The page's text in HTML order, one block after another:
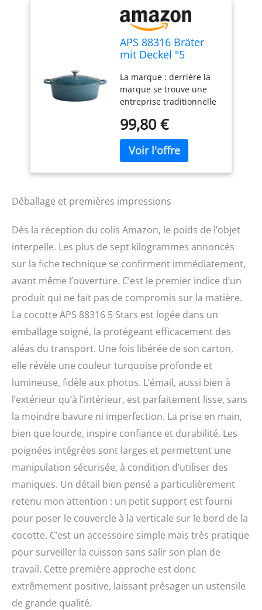
APS 88316 Bräter
mit Deckel "5
induktionsgeeignet,
ofenfest, inkl.
Deckelhalter, 33 x
25 cm, 5 Liter, türkis
La marque : derrière la
marque se trouve une
entreprise traditionnelle
depuis des décennies
une connaissance
approfondie dans la
fabrication d'articles de
restauration et de
familiale est déjà à la
Dans le monde entier,
APS distribue des
produits dans les
domaines du buffet, de la
Utilisation : la cocotte « 5
étoiles » en fonte assure
une répartition et un
stockage homogènes de
la chaleur, ce qui permet
d'obtenir des résultats de
cuisson de qualité
supérieure. La
conservation optimale de
la chaleur vous permet
de préparer des plats
riches en goût et délicats.
Notre cocotte est adaptée
à l'induction et est
également idéale pour
une utilisation au four.
Faites frire parfaitement
votre viande puis faites-
la mijoter lentement
dans son propre jus.
Matériau : les cocottes en
fonte émaillée
conduisent non
seulement bien la
chaleur, mais peuvent
également la stocker
99,80 €
Déballage et premières impressions
Dès la réception du colis Amazon, le poids de l’objet
interpelle. Les plus de sept kilogrammes annoncés
sur la fiche technique se confirment immédiatement,
avant même l’ouverture. C’est le premier indice d’un
produit qui ne fait pas de compromis sur la matière.
La cocotte APS 88316 5 Stars est logée dans un
emballage soigné, la protégeant efficacement des
aléas du transport. Une fois libérée de son carton,
elle révèle une couleur turquoise profonde et
lumineuse, fidèle aux photos. L’émail, aussi bien à
l’extérieur qu’à l’intérieur, est parfaitement lisse, sans
la moindre bavure ni imperfection. La prise en main,
bien que lourde, inspire confiance et durabilité. Les
poignées intégrées sont larges et permettent une
manipulation sécurisée, à condition d’utiliser des
maniques. Un détail bien pensé a particulièrement
retenu mon attention : un petit support est fourni
pour poser le couvercle à la verticale sur le bord de la
cocotte. C’est un accessoire simple mais très pratique
pour surveiller la cuisson sans salir son plan de
travail. Cette première approche est donc
extrêmement positive, laissant présager un ustensile
de grande qualité.